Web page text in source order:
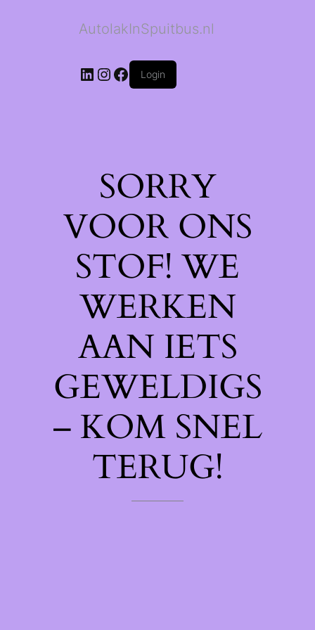
AutolakInSpuitbus.nl
LinkedIn
Instagram
Facebook
Login
SORRY
VOOR ONS
STOF! WE
WERKEN
AAN IETS
GEWELDIGS
– KOM SNEL
TERUG!